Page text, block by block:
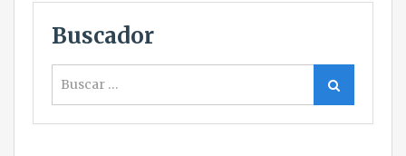
Buscador
Buscar